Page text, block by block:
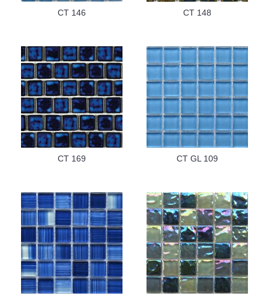
CT 146 CT 148
CT 169 CT GL 109